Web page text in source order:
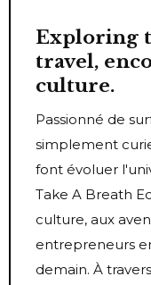
Exploring
travel,
culture.
Passionné de
simplement
font évoluer
Take A Breath
culture, aux
entrepreneurs
demain. À